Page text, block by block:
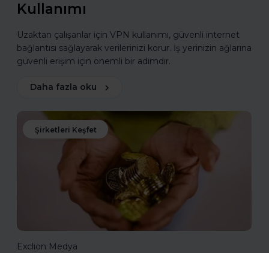
Kullanımı
Uzaktan çalışanlar için VPN kullanımı, güvenli internet
bağlantısı sağlayarak verilerinizi korur. İş yerinizin ağlarına
güvenli erişim için önemli bir adımdır.
Daha fazla oku
Şirketleri Keşfet
Exclion Medya